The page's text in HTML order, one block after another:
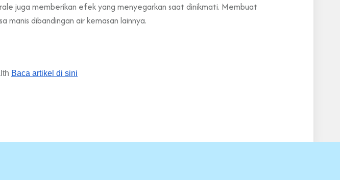
juga memberikan efek yang menyegarkan saat dinikmati. Membuat
dibandingan air kemasan lainnya.
Baca artikel di sini